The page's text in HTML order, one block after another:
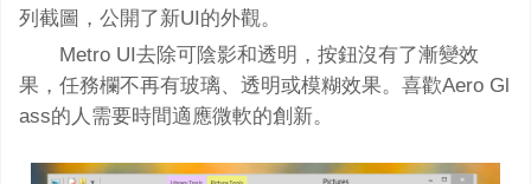
列截圖，公開了新UI的外觀。
Metro UI去除可陰影和透明，按鈕沒有了漸變效
果，任務欄不再有玻璃、透明或模糊效果。喜歡Aero Gl
ass的人需要時間適應微軟的創新。